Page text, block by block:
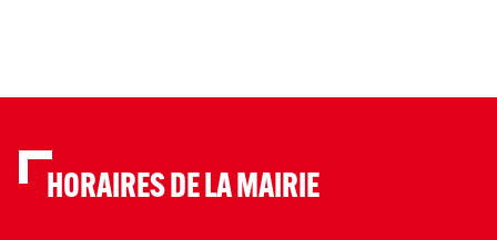
HORAIRES DE LA MAIRIE